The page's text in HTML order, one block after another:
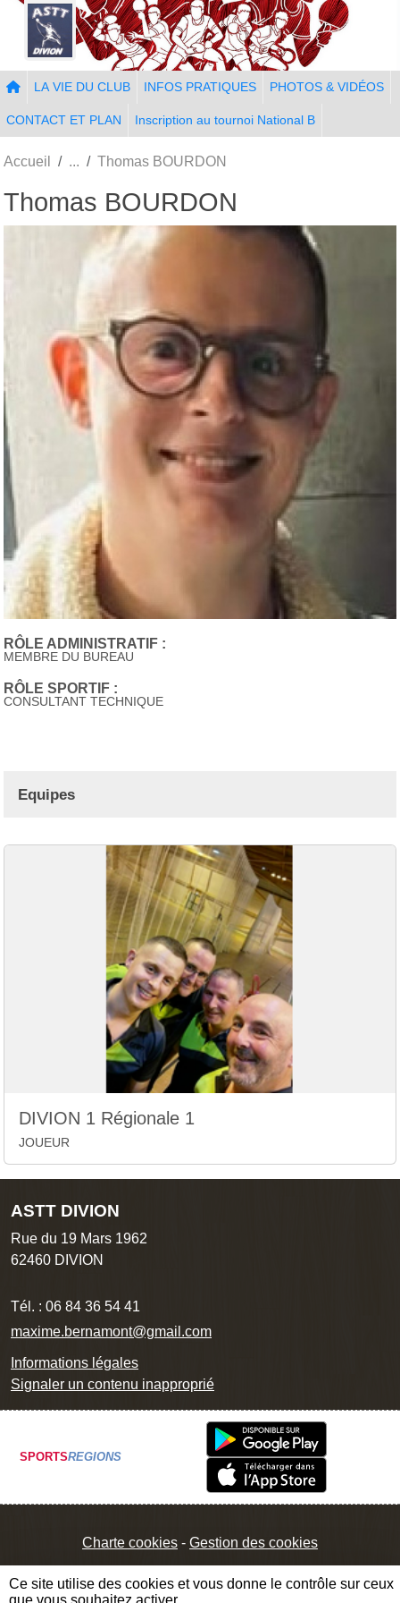
LA VIE DU CLUB INFOS PRATIQUES PHOTOS & VIDÉOS
CONTACT ET PLAN Inscription au tournoi National B
Accueil Thomas BOURDON
Thomas BOURDON
RÔLE ADMINISTRATIF :
MEMBRE DU BUREAU
RÔLE SPORTIF :
CONSULTANT TECHNIQUE
Equipes
DIVION 1 Régionale 1
JOUEUR
ASTT DIVION
Rue du 19 Mars 1962
62460 DIVION
Tél. : 06 84 36 54 41
maxime.bernamont@gmail.com
Informations légales
Signaler un contenu inapproprié
SPORTSREGIONS
Charte cookies Gestion des cookies
Panneau de gestion des cookies
Ce site utilise des cookies et vous donne le contrôle sur ceux
que vous souhaitez activer